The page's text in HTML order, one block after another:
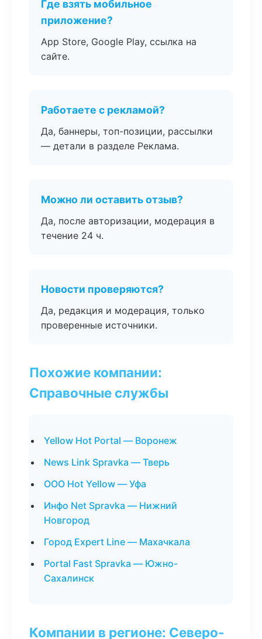
Где взять мобильное
приложение?
App Store, Google Play, ссылка на
сайте.
Работаете с рекламой?
Да, баннеры, топ-позиции, рассылки
— детали в разделе Реклама.
Можно ли оставить отзыв?
Да, после авторизации, модерация в
течение 24 ч.
Новости проверяются?
Да, редакция и модерация, только
проверенные источники.
Похожие компании:
Справочные службы
Yellow Hot Portal — Воронеж
News Link Spravka — Тверь
ООО Hot Yellow — Уфа
Инфо Net Spravka — Нижний
Новгород
Город Expert Line — Махачкала
Portal Fast Spravka — Южно-
Сахалинск
Компании в регионе: Северо-